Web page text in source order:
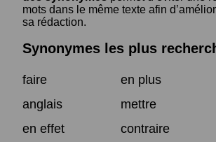
mots dans le même texte afin
sa rédaction.
Synonymes les plus
faire
en plus
anglais
mettre
en effet
contraire